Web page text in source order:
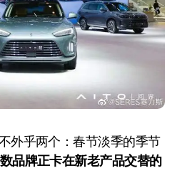
外乎两个：春节淡季的季节
品牌正卡在新老产品交替的